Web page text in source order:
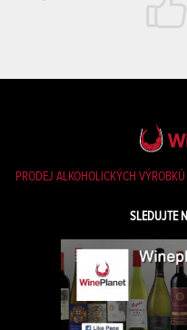
PRODEJ ALKOHOLICKÝCH
SLEDUJTE